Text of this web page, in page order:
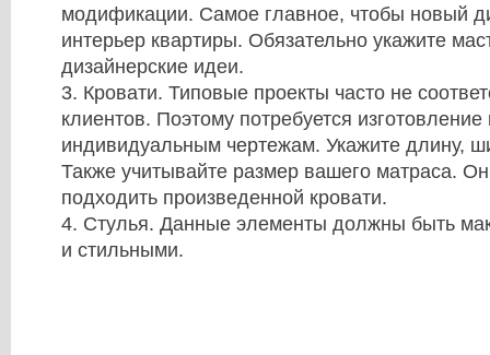
модификации. Самое главное, чтобы новый
интерьер квартиры. Обязательно укажите
дизайнерские идеи.
3. Кровати. Типовые проекты часто не
клиентов. Поэтому потребуется изготовление
индивидуальным чертежам. Укажите длину,
Также учитывайте размер вашего матраса.
подходить произведенной кровати.
4. Стулья. Данные элементы должны быть
и стильными.